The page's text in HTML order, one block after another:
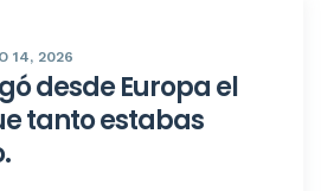
14, 2026
desde Europa el
tanto estabas